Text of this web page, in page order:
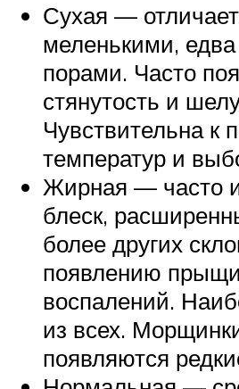
Сухая —
меленькими,
порами. Часто
стянутость и
Чувствительна к
температур и
Жирная — часто
блеск,
более других
появлению
воспалений.
из всех.
появляются